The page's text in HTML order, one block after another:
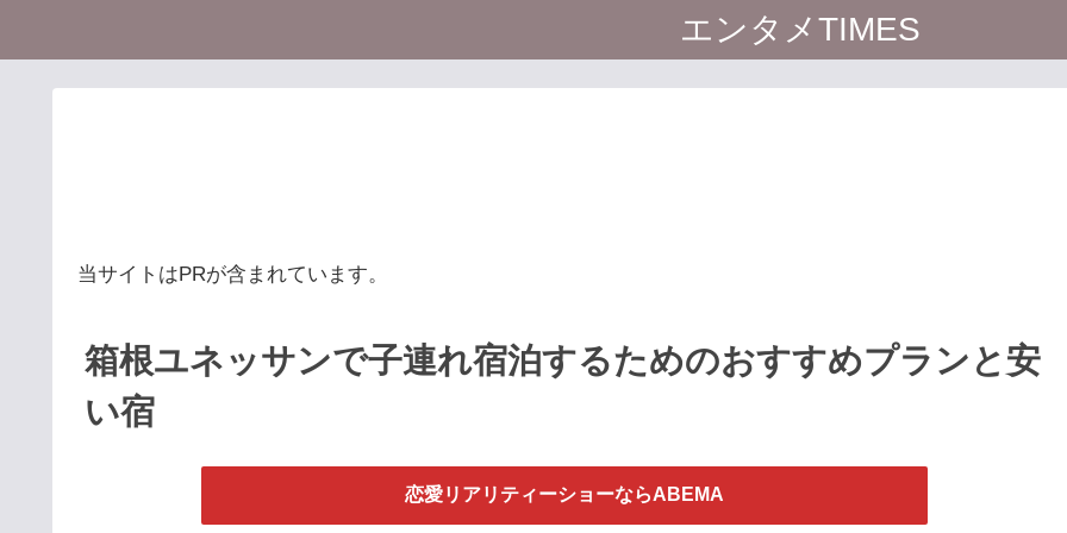
エンタメTIMES
当サイトはPRが含まれています。
箱根ユネッサンで子連れ宿泊するためのおすすめプランと安
い宿
恋愛リアリティーショーならABEMA